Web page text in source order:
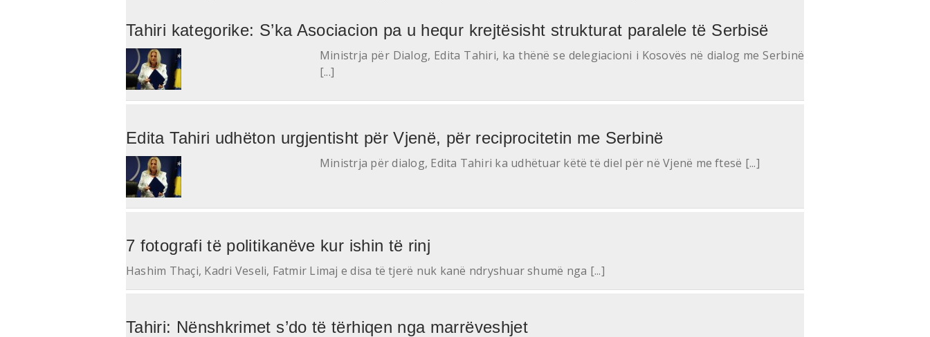
Tahiri kategorike: S’ka Asociacion pa u hequr krejtësisht strukturat paralele të Serbisë
Ministrja për Dialog, Edita Tahiri, ka thënë se delegiacioni i Kosovës në dialog me Serbinë
[...]
Edita Tahiri udhëton urgjentisht për Vjenë, për reciprocitetin me Serbinë
Ministrja për dialog, Edita Tahiri ka udhëtuar këtë të diel për në Vjenë me ftesë [...]
7 fotografi të politikanëve kur ishin të rinj
Hashim Thaçi, Kadri Veseli, Fatmir Limaj e disa të tjerë nuk kanë ndryshuar shumë nga [...]
Tahiri: Nënshkrimet s’do të tërhiqen nga marrëveshjet